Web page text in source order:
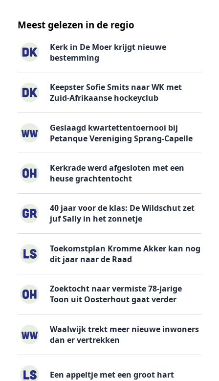
Meest gelezen in de regio
Kerk in De Moer krijgt nieuwe
bestemming
Keepster Sofie Smits naar WK met
Zuid-Afrikaanse hockeyclub
Geslaagd kwartettentoernooi bij
Petanque Vereniging Sprang-Capelle
Kerkrade werd afgesloten met een
heuse grachtentocht
40 jaar voor de klas: De Wildschut zet
juf Sally in het zonnetje
Toekomstplan Kromme Akker kan nog
dit jaar naar de Raad
Zoektocht naar vermiste 78-jarige
Toon uit Oosterhout gaat verder
Waalwijk trekt meer nieuwe inwoners
dan er vertrekken
Een appeltje met een groot hart